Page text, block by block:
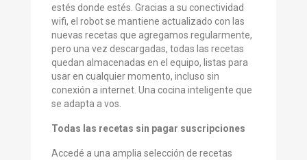
estés donde estés. Gracias a su conectividad
wifi, el robot se mantiene actualizado con las
nuevas recetas que agregamos regularmente,
pero una vez descargadas, todas las recetas
quedan almacenadas en el equipo, listas para
usar en cualquier momento, incluso sin
conexión a internet. Una cocina inteligente que
se adapta a vos.
Todas las recetas sin pagar suscripciones
Accedé a una amplia selección de recetas